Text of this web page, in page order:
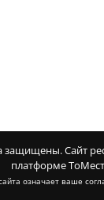
защищены.Сайт
платформе
означает ваше